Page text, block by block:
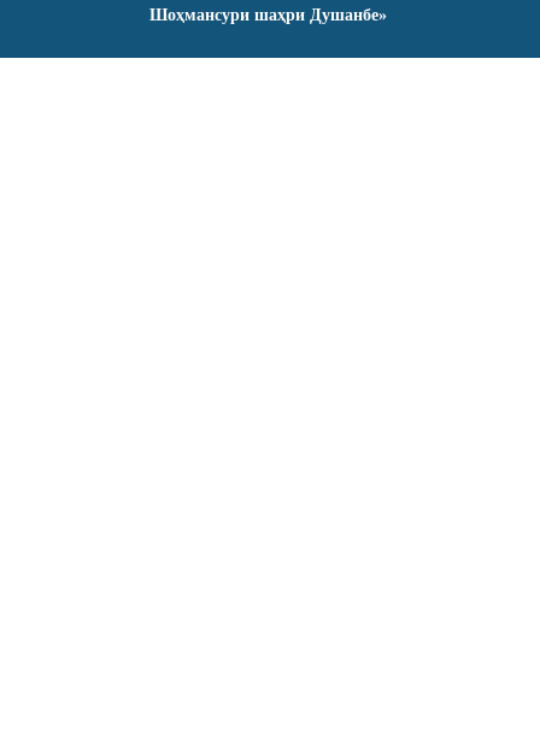
Шоҳмансури шаҳри Душанбе»